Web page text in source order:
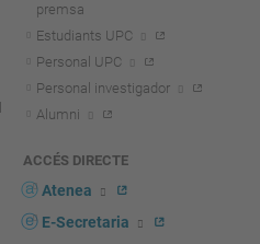
premsa
Estudiants UPC
Personal UPC
Personal investigador
Alumni
ACCÉS DIRECTE
Atenea
E-Secretaria